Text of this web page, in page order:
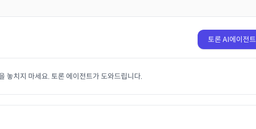
토론 AI에이전트
놓치지 마세요. 토론 에이전트가 도와드립니다.